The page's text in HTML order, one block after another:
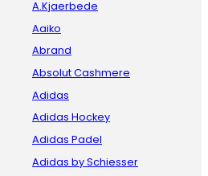
A.Kjaerbede
Aaiko
Abrand
Absolut Cashmere
Adidas
Adidas Hockey
Adidas Padel
Adidas by Schiesser